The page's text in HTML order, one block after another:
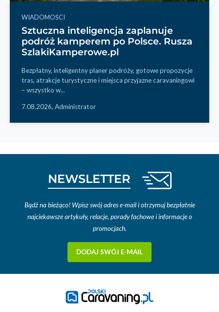
WIADOMOŚCI
Sztuczna inteligencja zaplanuje
podróż kamperem po Polsce. Rusza
SzlakiKamperowe.pl
Bezpłatny, inteligentny planer podróży, gotowe propozycje
tras, atrakcje turystyczne i miejsca przyjazne caravaningowi
– wszystko w...
7.08.2026, Administrator
NEWSLETTER
Bądź na bieżąco! Wpisz swój adres e-mail i otrzymuj bezpłatnie
najciekawsze artykuły, relacje, porady fachowe i informacje o
promocjach.
DODAJ SWÓJ E-MAIL